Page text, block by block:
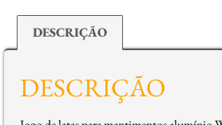
DESCRIÇÃO
DESCRIÇÃO